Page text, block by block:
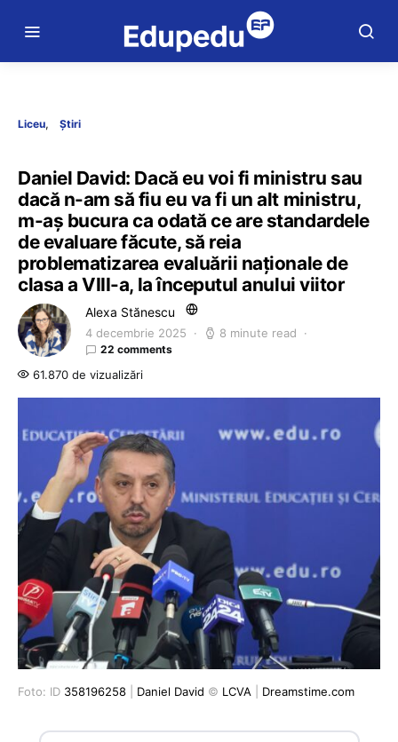
Liceu Știri
Daniel David: Dacă eu voi fi ministru sau
dacă n-am să fiu eu va fi un alt ministru,
m-aș bucura ca odată ce are standardele
de evaluare făcute, să reia
problematizarea evaluării naționale de
clasa a VIII-a, la începutul anului viitor
Alexa Stănescu
4 decembrie 2025 8 minute read
22 comments
61.870 de vizualizări
Foto: ID 358196258 Daniel David © LCVA Dreamstime.com